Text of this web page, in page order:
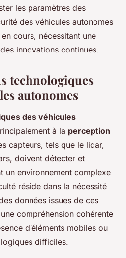
les paramètres des
des véhicules autonomes
cours, nécessitant une
innovations continues.
technologiques
autonomes
des véhicules
à la perception
capteurs, tels que le lidar,
doivent détecter et
un environnement complexe
réside dans la nécessité
données issues de ces
compréhension cohérente
d’éléments mobiles ou
difficiles.